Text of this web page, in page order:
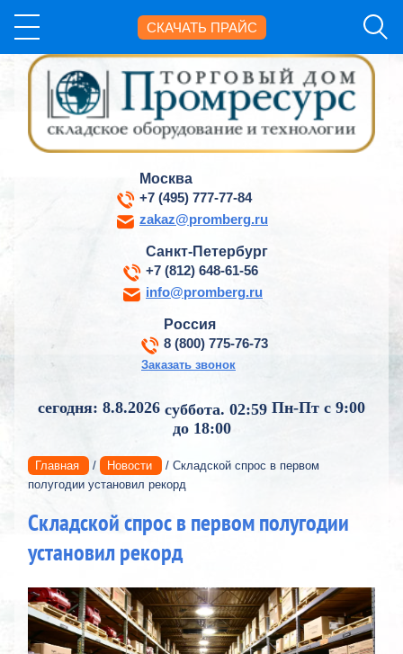
СКАЧАТЬ ПРАЙС
Москва
+7 (495) 777-77-84
zakaz@promberg.ru
Санкт-Петербург
+7 (812) 648-61-56
info@promberg.ru
Россия
8 (800) 775-76-73
Заказать звонок
сегодня: 8.8.2026 суббота. 02:59 Пн-Пт с 9:00
до 18:00
Главная / Новости
/ Складской спрос в первом
полугодии установил рекорд
Складской спрос в первом полугодии
установил рекорд